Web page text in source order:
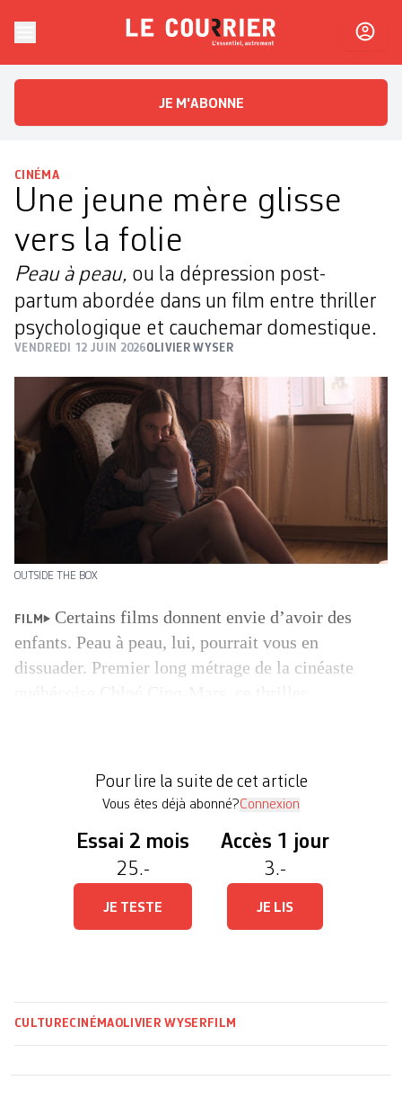
Le CourrierL'essentiel, autrement
JE M'ABONNE
CINÉMA
Une jeune mère glisse
vers la folie
Peau à peau, ou la dépression post-
partum abordée dans un film entre thriller
psychologique et cauchemar domestique.
VENDREDI 12 JUIN 2026OLIVIER WYSER
OUTSIDE THE BOX
FILM
Certains films donnent envie d’avoir des
enfants. Peau à peau, lui, pourrait vous en
dissuader. Premier long métrage de la cinéaste
américains du cinéma de genre. Le […]
Pour lire la suite de cet article
Vous êtes déjà abonné?Connexion
Essai 2 mois
25.-
JE TESTE
Accès 1 jour
3.-
JE LIS
CULTURECINÉMAOLIVIER WYSER FILM